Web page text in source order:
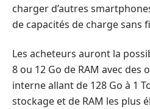
charger d’autres
de capacités de charge sans
Les acheteurs auront la
8 ou 12 Go de RAM avec des
interne allant de 128 Go à 1
stockage et de RAM les plus